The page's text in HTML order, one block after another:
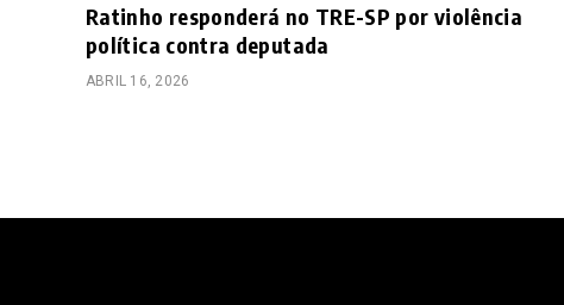
Ratinho responderá no TRE-SP por violência
política contra deputada
ABRIL 16, 2026